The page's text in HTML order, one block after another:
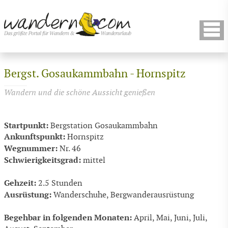
Bergst. Gosaukammbahn - Hornspitz
Wandern und die schöne Aussicht genießen
Startpunkt: Bergstation Gosaukammbahn
Ankunftspunkt: Hornspitz
Wegnummer: Nr. 46
Schwierigkeitsgrad: mittel
Gehzeit: 2.5 Stunden
Ausrüstung: Wanderschuhe, Bergwanderausrüstung
Begehbar in folgenden Monaten: April, Mai, Juni, Juli,